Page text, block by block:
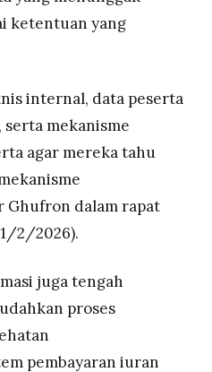
ketentuan yang
internal, data peserta
serta mekanisme
agar mereka tahu
Ghufron dalam rapat
2/2026).
juga tengah
proses
pembayaran iuran